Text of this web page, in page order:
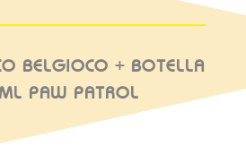
BELGIOCO + BOTELLA
PAW PATROL